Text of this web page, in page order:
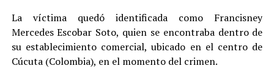
La víctima quedó identificada como Francisney
Mercedes Escobar Soto, quien se encontraba dentro de
su establecimiento comercial, ubicado en el centro de
Cúcuta (Colombia), en el momento del crimen.